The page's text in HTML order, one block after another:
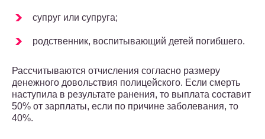
супруг или супруга;
родственник, воспитывающий детей погибшего.
Рассчитываются отчисления согласно размеру
денежного довольствия полицейского. Если смерть
наступила в результате ранения, то выплата составит
50% от зарплаты, если по причине заболевания, то
40%.